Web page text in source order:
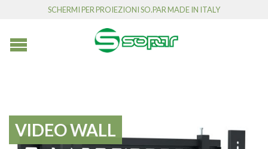
SCHERMI PER PROIEZIONI SO.PAR MADE IN ITALY
VIDEO WALL